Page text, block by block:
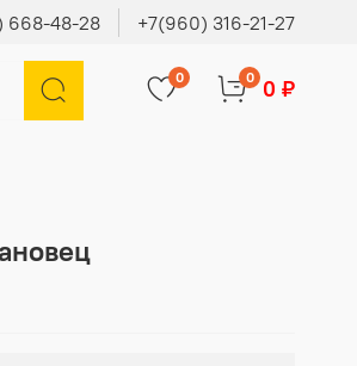
668-48-28 +7(960) 316-21-27
0 0 0 ₽